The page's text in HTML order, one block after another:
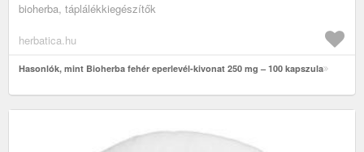
bioherba, táplálékkiegészítők
herbatica.hu
Hasonlók, mint Bioherba fehér eperlevél-kivonat 250 mg – 100 kapszula